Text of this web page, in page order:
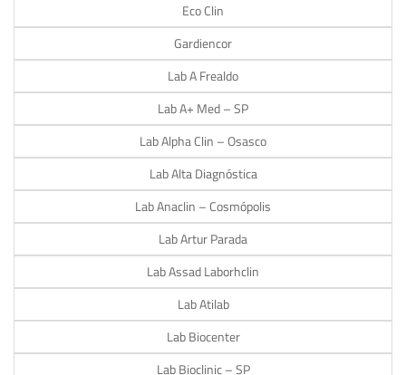
Eco Clin
Gardiencor
Lab A Frealdo
Lab A+ Med – SP
Lab Alpha Clin – Osasco
Lab Alta Diagnóstica
Lab Anaclin – Cosmópolis
Lab Artur Parada
Lab Assad Laborhclin
Lab Atilab
Lab Biocenter
Lab Bioclinic – SP